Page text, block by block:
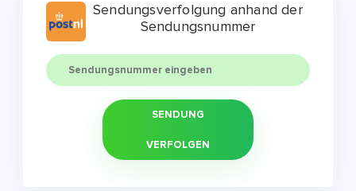
Sendungsverfolgung anhand der
Sendungsnummer
SENDUNG
VERFOLGEN